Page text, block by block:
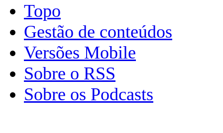
Topo
Gestão de conteúdos
Versões Mobile
Sobre o RSS
Sobre os Podcasts